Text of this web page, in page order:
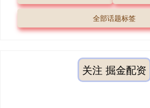
全部话题标签
关注 掘金配资